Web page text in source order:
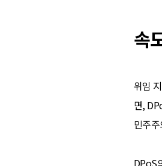
속
위임
면,
민주